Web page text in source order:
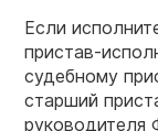
Если
пристав-
судебному
старший
руководителя